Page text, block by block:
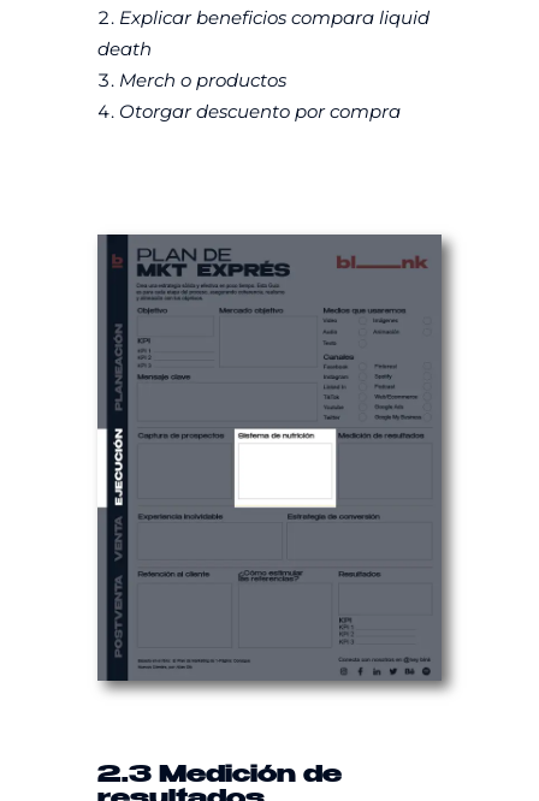
Explicar beneficios compara liquid
death
Merch o productos
Otorgar descuento por compra
2.3 Medición de